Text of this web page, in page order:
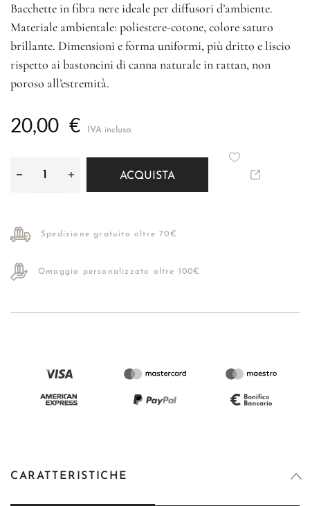
Bacchette in fibra nere ideale per diffusori d’ambiente.
Materiale ambientale: poliestere-cotone, colore saturo
brillante. Dimensioni e forma uniformi, più dritto e liscio
rispetto ai bastoncini di canna naturale in rattan, non
poroso all’estremità.
20,00 € IVA inclusa
ACQUISTA
Spedizione gratuita oltre 70€
Omaggio personalizzato oltre 100€
CARATTERISTICHE